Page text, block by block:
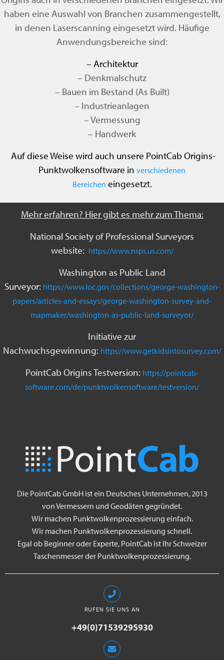
haben eine Auswahl von Branchen zusammengestellt,
in denen Laserscanning eingesetzt wird. Häufige
Anwendungsbereiche sind:
– Architektur
– Denkmalschutz
– Bauen im Bestand (As Built)
– Industrieanlagen
– Vermessung
– Handwerk
Auf diese Weise wird auch unsere PointCab Origins-
Punktwolkensoftware in verschiedenen
Bereichen eingesetzt.
Mehr erfahren? Hier gibt es mehr zum Thema:
National Society of Professional Surveyors
website: https://www.nsps.us.com/
Washington as Public Land
Surveyor: https://www.loc.gov/collections/george-washington-
papers/articles-and-essays/george-washington-survey-and-
mapmaker/washington-as-public-land-surveyor/
Initiative zur
Nachwuchsgewinnung: https://www.getkidsintosurvey.com/
PointCab Origins Testversion: https://pointcab-
software.com/de/punktwolkensoftware/testversion/
Die PointCab GmbH ist ein Deutsches Unternehmen, 2013
von Vermessern und Geodäten gegründet.
Wir machen Punktwolkenprozessierung einfach.
Wir machen Punktwolkenprozessierung schnell.
Egal ob Beginner oder Experte, PointCab ist Ihr Schweizer
Taschenmesser der Punktwolkenprozessierung.
RUFEN SIE UNS AN
+49(0)71539295930